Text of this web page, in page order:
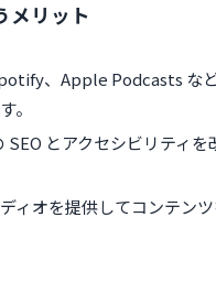
メリット
、Apple Podcasts な
。
SEO とアクセシビリティを
ィオを提供してコンテン